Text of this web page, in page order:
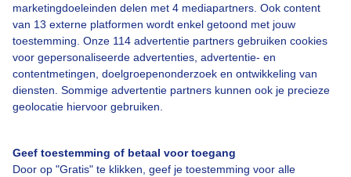
marketingdoeleinden delen met 4 mediapartners. Ook content
van 13 externe platformen wordt enkel getoond met jouw
toestemming. Onze 114 advertentie partners gebruiken cookies
voor gepersonaliseerde advertenties, advertentie- en
contentmetingen, doelgroepenonderzoek en ontwikkeling van
diensten. Sommige advertentie partners kunnen ook je precieze
geolocatie hiervoor gebruiken.
Geef toestemming of betaal voor toegang
Door op "Gratis" te klikken, geef je toestemming voor alle
Over Buienradar
Bedrijfsgegevens
Veelgestelde vragen
Gebruikersvoorwaarden